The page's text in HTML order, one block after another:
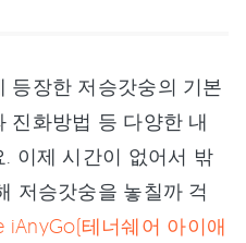
등장한 저승갓숭의 기본
진화방법 등 다양한 내
이제 시간이 없어서 밖
저승갓숭을 놓칠까 걱
iAnyGo(테너쉐어 아이애